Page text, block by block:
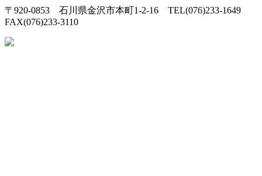
〒920-0853 石川県金沢市本町1-2-16 TEL(076)233-1649
FAX(076)233-3110